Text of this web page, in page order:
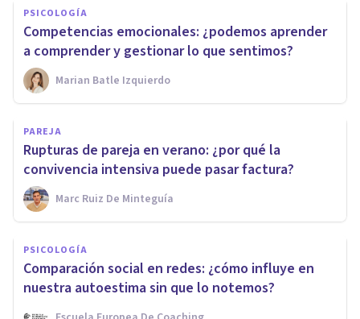
PSICOLOGÍA
Competencias emocionales: ¿podemos aprender
a comprender y gestionar lo que sentimos?
Marian Batle Izquierdo
PAREJA
Rupturas de pareja en verano: ¿por qué la
convivencia intensiva puede pasar factura?
Marc Ruiz De Minteguía
PSICOLOGÍA
Comparación social en redes: ¿cómo influye en
nuestra autoestima sin que lo notemos?